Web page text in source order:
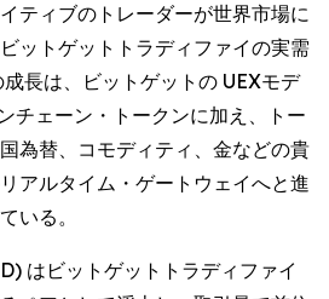
ティブのトレーダーが世界市場に
ットゲットトラディファイの実需
長は、ビットゲットの UEXモデ
チェーン・トークンに加え、トー
為替、コモディティ、金などの貴
アルタイム・ゲートウェイへと進
いる。
はビットゲットトラディファイ